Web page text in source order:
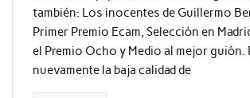
también: Los inocentes de Guillermo
Primer Premio Ecam, Selección en
el Premio Ocho y Medio al mejor guión.
nuevamente la baja calidad de